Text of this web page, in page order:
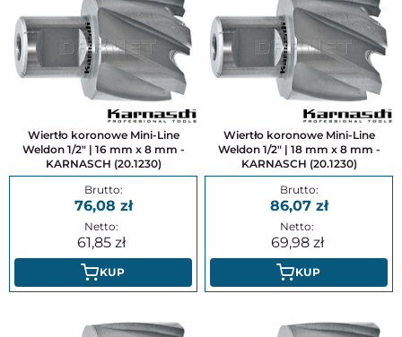
Wiertło koronowe Mini-Line
Weldon 1/2" | 16 mm x 8 mm -
KARNASCH (20.1230)
76,08
61,85
KUP
Wiertło koronowe Mini-Line
Weldon 1/2" | 18 mm x 8 mm -
KARNASCH (20.1230)
86,07
69,98
KUP